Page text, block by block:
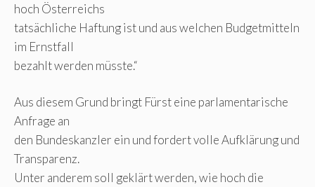
hoch Österreichs
tatsächliche Haftung ist und aus welchen Budgetmitteln
im Ernstfall
bezahlt werden müsste.“
Aus diesem Grund bringt Fürst eine parlamentarische
Anfrage an
den Bundeskanzler ein und fordert volle Aufklärung und
Transparenz.
Unter anderem soll geklärt werden, wie hoch die